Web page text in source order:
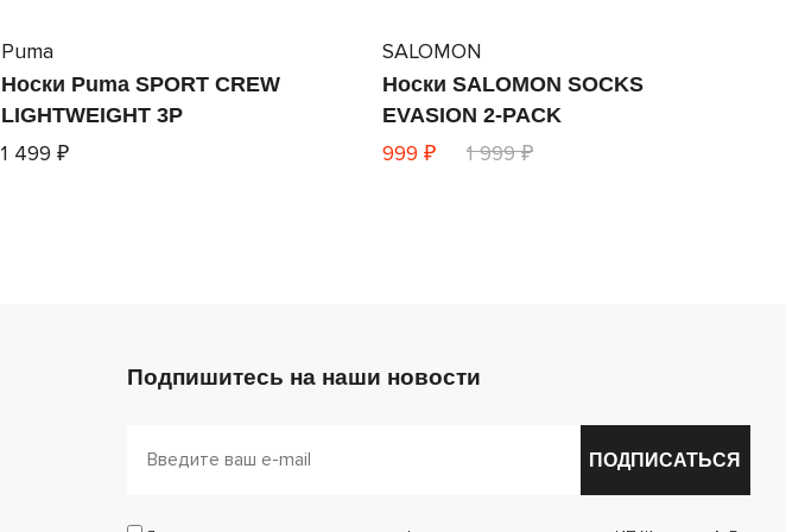
Puma
Носки Puma SPORT CREW
LIGHTWEIGHT 3P
1 499 ₽
SALOMON
Носки SALOMON SOCKS
EVASION 2-PACK
999 ₽ 1 999 ₽
Подпишитесь на наши новости
ПОДПИСАТЬСЯ